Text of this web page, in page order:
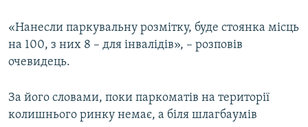
«Нанесли паркувальну розмітку, буде стоянка місць
на 100, з них 8 – для інвалідів», – розповів
очевидець.
За його словами, поки паркоматів на території
колишнього ринку немає, а біля шлагбаумів